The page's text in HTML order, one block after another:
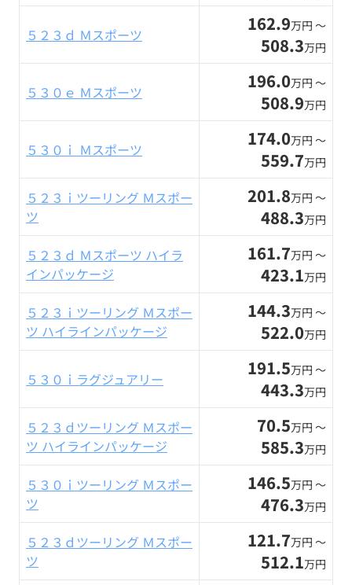
５２３ｄ Ｍスポーツ 162.9万円 〜
508.3万円
５３０ｅ Ｍスポーツ 196.0万円 〜
508.9万円
５３０ｉ Ｍスポーツ 174.0万円 〜
559.7万円
５２３ｉツーリング Ｍスポー
ツ
201.8万円 〜
488.3万円
５２３ｄ Ｍスポーツ ハイラ
インパッケージ
161.7万円 〜
423.1万円
５２３ｉツーリング Ｍスポー
ツ ハイラインパッケージ
144.3万円 〜
522.0万円
５３０ｉラグジュアリー 191.5万円 〜
443.3万円
５２３ｄツーリング Ｍスポー
ツ ハイラインパッケージ
70.5万円 〜
585.3万円
５３０ｉツーリング Ｍスポー
ツ
146.5万円 〜
476.3万円
５２３ｄツーリング Ｍスポー
ツ
121.7万円 〜
512.1万円